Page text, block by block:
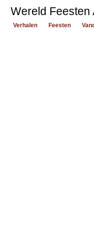
Wereld Feesten
Verhalen Feesten